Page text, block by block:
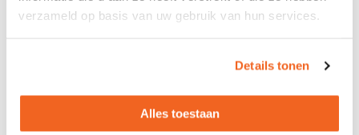
verzameld op basis van uw gebruik van hun services.
Details tonen
Alles toestaan